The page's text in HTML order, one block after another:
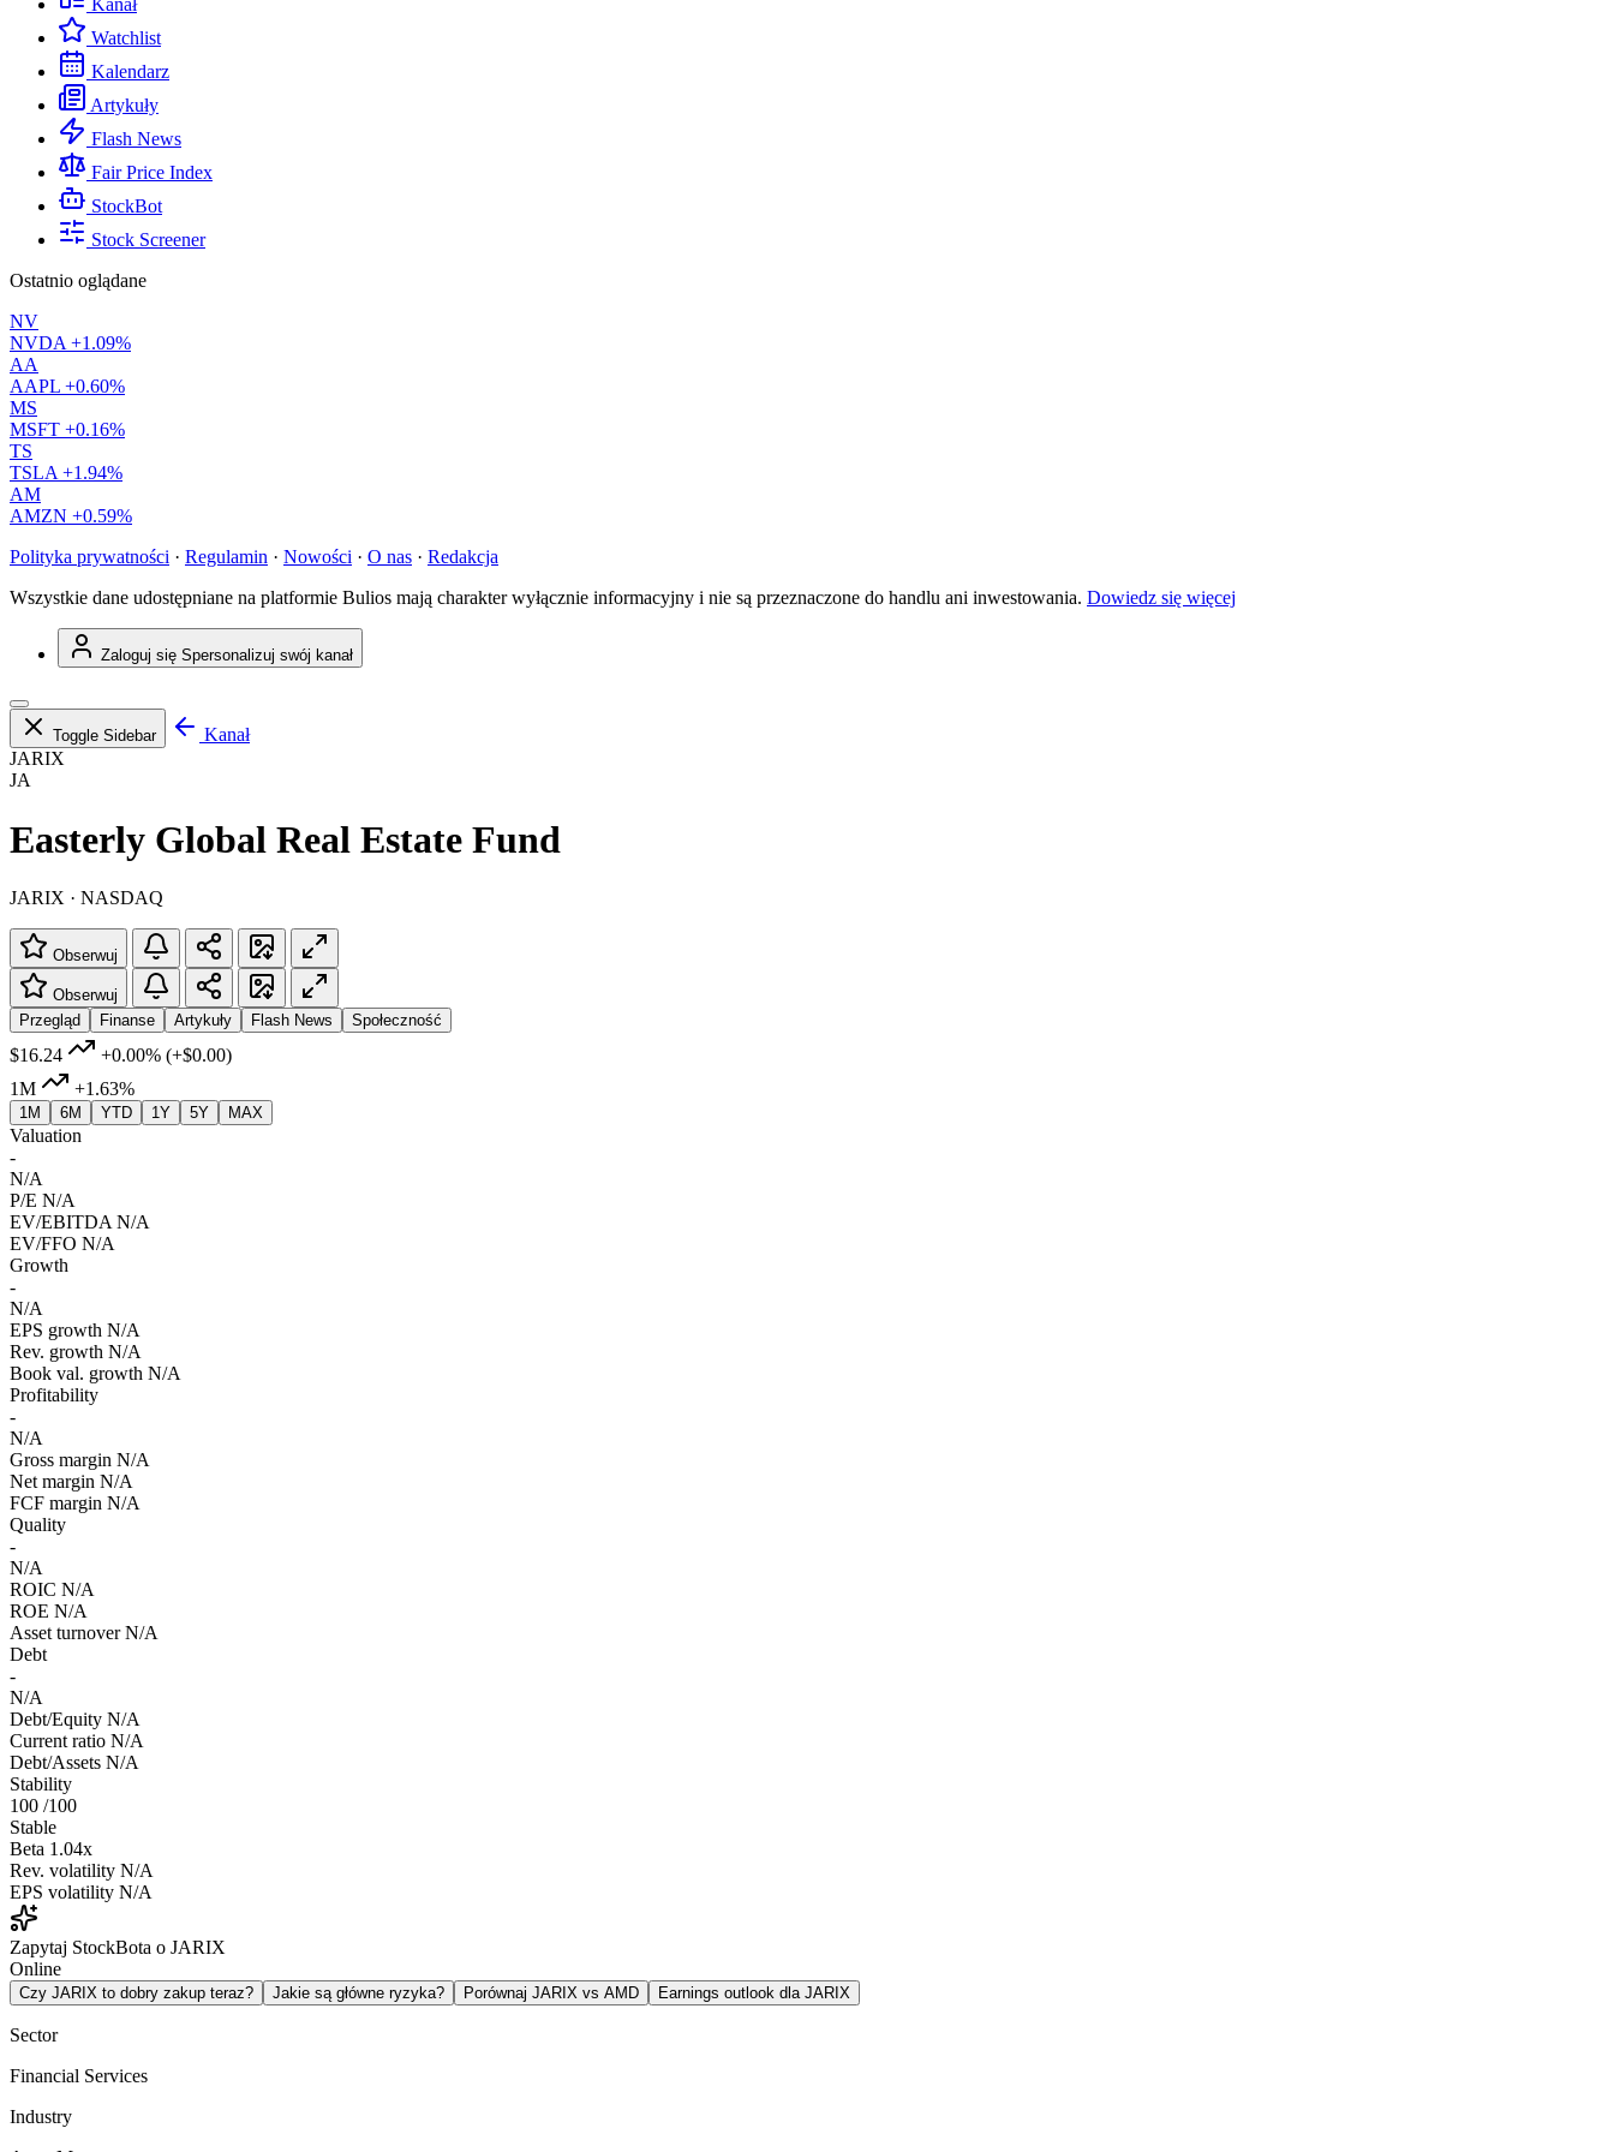
Kanał
Watchlist
Kalendarz
Artykuły
Flash News
Fair Price Index
StockBot
Stock Screener
Ostatnio oglądane
NV
NVDA +1.09%
AA
AAPL +0.60%
MS
MSFT +0.16%
TS
TSLA +1.94%
AM
AMZN +0.59%
Polityka prywatności · Regulamin · Nowości · O nas · Redakcja
Wszystkie dane udostępniane na platformie Bulios mają charakter wyłącznie informacyjny i nie są przeznaczone do handlu ani inwestowania. Dowiedz się więcej
Zaloguj się Spersonalizuj swój kanał
Toggle Sidebar
Kanał
JARIX
JA
Easterly Global Real Estate Fund
JARIX · NASDAQ
Obserwuj
Obserwuj
Przegląd
Finanse Artykuły Flash News Społeczność
$16.24 +0.00% (+$0.00)
1M
+1.63%
1M 6M YTD 1Y 5Y MAX
Valuation
-
N/A
P/E N/A
EV/EBITDA N/A
EV/FFO N/A
Growth
-
N/A
EPS growth N/A
Rev. growth N/A
Book val. growth N/A
Profitability
-
N/A
Gross margin N/A
Net margin N/A
FCF margin N/A
Quality
-
N/A
ROIC N/A
ROE N/A
Asset turnover N/A
Debt
-
N/A
Debt/Equity N/A
Current ratio N/A
Debt/Assets N/A
Stability
100 /100
Stable
Beta 1.04x
Rev. volatility N/A
EPS volatility N/A
Zapytaj StockBota o JARIX
Online
Czy JARIX to dobry zakup teraz? Jakie są główne ryzyka? Porównaj JARIX vs AMD Earnings outlook dla JARIX
Sector
Financial Services
Industry